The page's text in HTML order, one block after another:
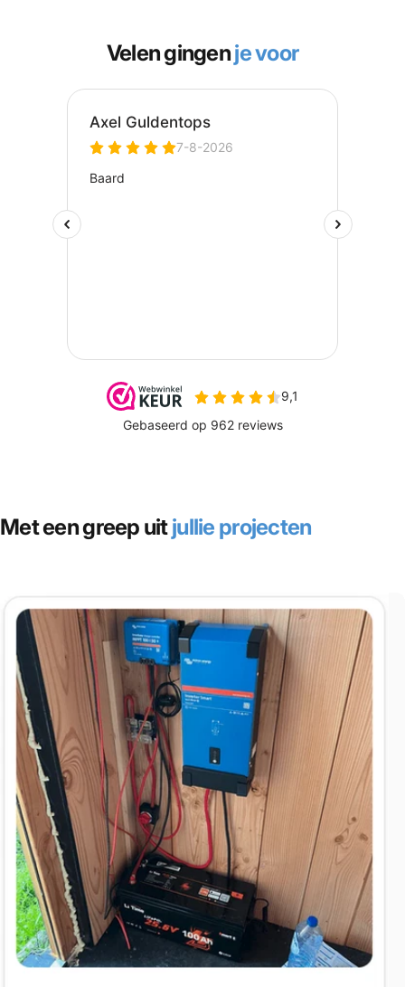
Velen gingenje voor
Met een greep uitjullie projecten